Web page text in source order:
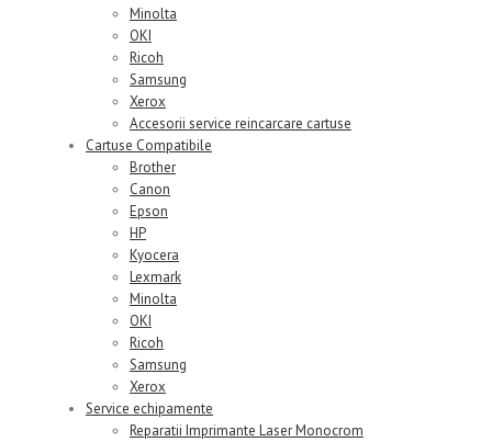
Minolta
OKI
Ricoh
Samsung
Xerox
Accesorii service reincarcare cartuse
Cartuse Compatibile
Brother
Canon
Epson
HP
Kyocera
Lexmark
Minolta
OKI
Ricoh
Samsung
Xerox
Service echipamente
Reparatii Imprimante Laser Monocrom